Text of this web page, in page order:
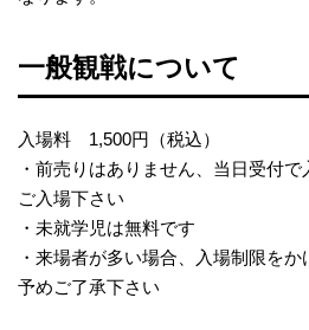
一般観戦について
入場料 1,500円（税込）
・前売りはありません、当日受付で
ご入場下さい
・未就学児は無料です
・来場者が多い場合、入場制限を
予めご了承下さい